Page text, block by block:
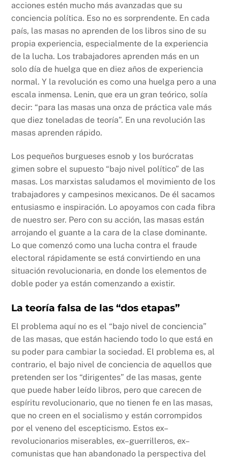
acciones estén mucho más avanzadas que su
conciencia política. Eso no es sorprendente. En cada
país, las masas no aprenden de los libros sino de su
propia experiencia, especialmente de la experiencia
de la lucha. Los trabajadores aprenden más en un
solo día de huelga que en diez años de experiencia
normal. Y la revolución es como una huelga pero a una
escala inmensa. Lenin, que era un gran teórico, solía
decir: “para las masas una onza de práctica vale más
que diez toneladas de teoría”. En una revolución las
masas aprenden rápido.
Los pequeños burgueses esnob y los burócratas
gimen sobre el supuesto “bajo nivel político” de las
masas. Los marxistas saludamos el movimiento de los
trabajadores y campesinos mexicanos. De él sacamos
entusiasmo e inspiración. Lo apoyamos con cada fibra
de nuestro ser. Pero con su acción, las masas están
arrojando el guante a la cara de la clase dominante.
Lo que comenzó como una lucha contra el fraude
electoral rápidamente se está convirtiendo en una
situación revolucionaria, en donde los elementos de
doble poder ya están comenzando a existir.
La teoría falsa de las “dos etapas”
El problema aquí no es el “bajo nivel de conciencia”
de las masas, que están haciendo todo lo que está en
su poder para cambiar la sociedad. El problema es, al
contrario, el bajo nivel de conciencia de aquellos que
pretenden ser los “dirigentes” de las masas, gente
que puede haber leído libros, pero que carecen de
espíritu revolucionario, que no tienen fe en las masas,
que no creen en el socialismo y están corrompidos
por el veneno del escepticismo. Estos ex–
revolucionarios miserables, ex–guerrilleros, ex–
comunistas que han abandonado la perspectiva del